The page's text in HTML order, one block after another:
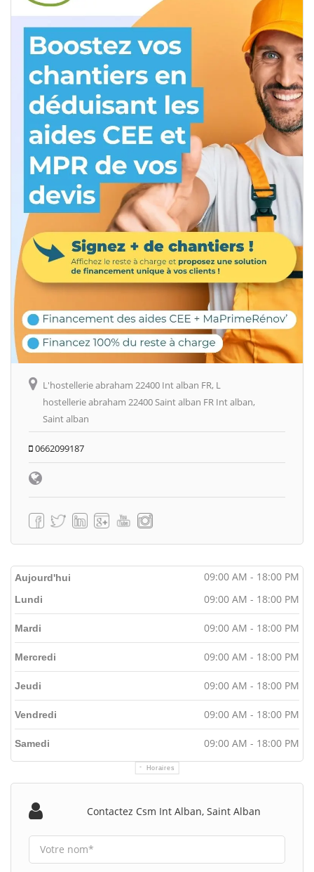
L'hostellerie abraham 22400 Int alban FR, L
hostellerie abraham 22400 Saint alban FR Int alban,
Saint alban
0662099187
Aujourd'hui 09:00 AM - 18:00 PM
Horaires
Lundi 09:00 AM - 18:00 PM
Mardi 09:00 AM - 18:00 PM
Mercredi 09:00 AM - 18:00 PM
Jeudi 09:00 AM - 18:00 PM
Vendredi 09:00 AM - 18:00 PM
Samedi 09:00 AM - 18:00 PM
Contactez Csm Int Alban, Saint Alban